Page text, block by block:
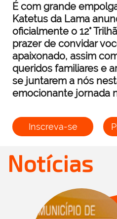
É com grande
Katetus da Lama
oficialmente o 12°
prazer de convidar
apaixonado, assim
queridos familiares e
se juntarem a nós
emocionante jornada
Inscreva-se
Notícias